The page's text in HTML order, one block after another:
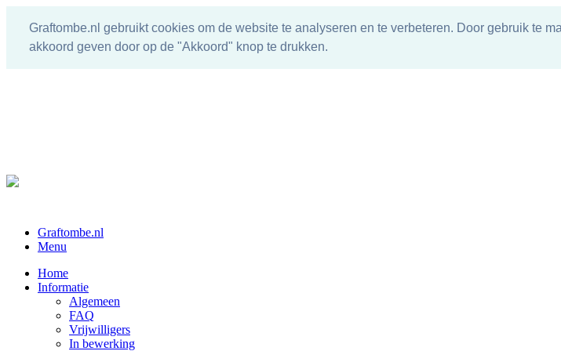
Graftombe.nl gebruikt cookies om de website te analyseren en te verbeteren. Door gebruik te
akkoord geven door op de "Akkoord" knop te drukken.
Graftombe.nl
Menu
Home
Informatie
Algemeen
FAQ
Vrijwilligers
In bewerking